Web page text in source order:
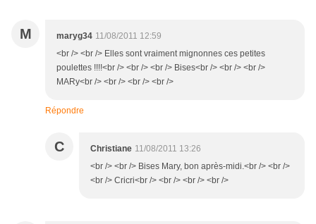
M maryg34 11/08/2011 12:59
<br /> <br /> Elles sont vraiment mignonnes ces petites
poulettes !!!!<br /> <br /> <br /> Bises<br /> <br /> <br />
MARy<br /> <br /> <br /> <br />
Répondre
C Christiane 11/08/2011 13:26
<br /> <br /> Bises Mary, bon après-midi.<br /> <br />
<br /> Cricri<br /> <br /> <br /> <br />